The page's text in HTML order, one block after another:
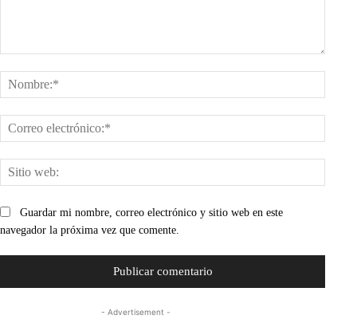
web:
Guardar mi nombre, correo electrónico y sitio web en este
navegador la próxima vez que comente.
- Advertisement -